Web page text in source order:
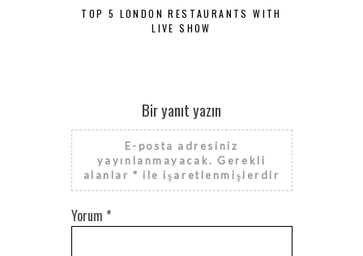
TOP 5 LONDON RESTAURANTS WITH
LIVE SHOW
Bir yanıt yazın
E-posta adresiniz
yayınlanmayacak. Gerekli
alanlar* ile işaretlenmişlerdir
Yorum *